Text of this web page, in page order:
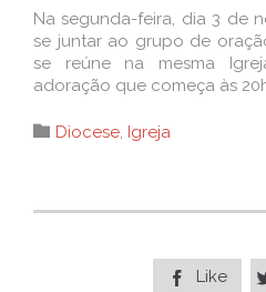
Na segunda-feira, dia 3 de
se juntar ao grupo de
se reúne na mesma
adoração que começa às
 Category
Diocese, Igreja
 Like